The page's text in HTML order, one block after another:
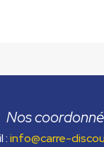
Nos
:info@carre-